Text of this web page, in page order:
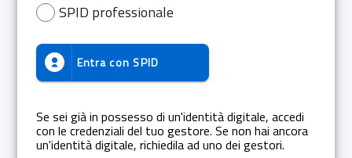
SPID professionale
Entra con SPID
Se sei già in possesso di un'identità digitale, accedi
con le credenziali del tuo gestore. Se non hai ancora
un'identità digitale, richiedila ad uno dei gestori.